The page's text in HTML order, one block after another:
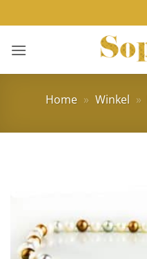
naar
inhoud
Home » Winkel »